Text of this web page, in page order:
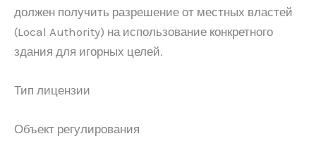
должен получить разрешение от местных властей
(Local Authority) на использование конкретного
здания для игорных целей.
Тип лицензии
Объект регулирования